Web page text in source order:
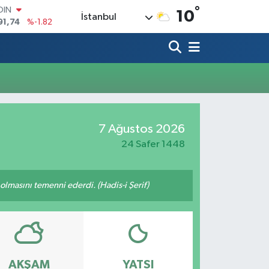
%-1.82
%0.18
İstanbul 10°
7 Ağustos 2026
24 Safer 1448
temenni ederdi. (Hadis-i Şerif)
AKŞAM YATSI